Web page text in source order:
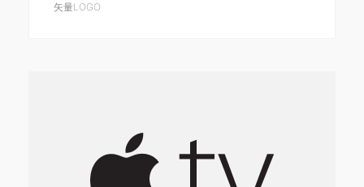
矢量LOGO